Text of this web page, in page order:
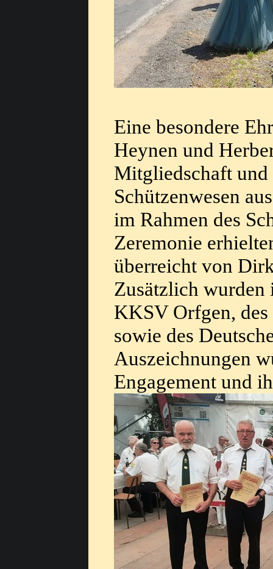
Eine besondere
Heynen und
Mitgliedschaft
Schützenwesen
im Rahmen des
Zeremonie
überreicht von
Zusätzlich wurden
KKSV Orfgen,
sowie des
Auszeichnungen
Engagement und